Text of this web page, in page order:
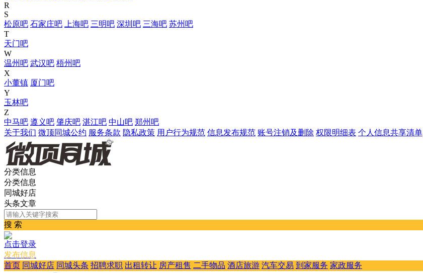
R
S
松原吧 石家庄吧 上海吧 三明吧 深圳吧 三海吧 苏州吧
T
天门吧
W
温州吧 武汉吧 梧州吧
X
小董镇 厦门吧
Y
玉林吧
Z
中马吧 遵义吧 肇庆吧 湛江吧 中山吧 郑州吧
关于我们 微顶同城公约 服务条款 隐私政策 用户行为规范 信息发布规范 账号注销及删除 权限明细表 个人信息共享清单
分类信息
分类信息
同城好店
头条文章
搜 索
点击登录
发布信息
首页 同城好店 同城头条 招聘求职 出租转让 房产租售 二手物品 酒店旅游 汽车交易 到家服务 家政服务